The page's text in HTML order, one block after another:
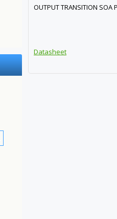
OUTPUT TRANSITION SOA
Datasheet